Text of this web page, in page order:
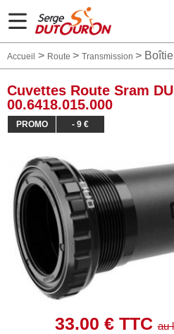
Accueil > Route > Transmission >
Cuvettes Route Sram
00.6418.015.000
PROMO - 9 €
33.00 € TTCau